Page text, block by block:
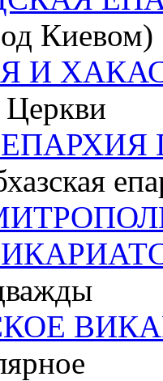
Киевом)
И
Церкви